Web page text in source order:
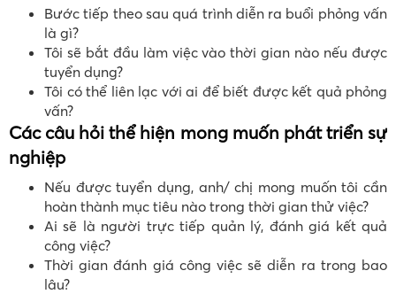
Bước tiếp theo sau quá trình diễn ra buổi phỏng vấn
là gì?
Tôi sẽ bắt đầu làm việc vào thời gian nào nếu được
tuyển dụng?
Tôi có thể liên lạc với ai để biết được kết quả phỏng
vấn?
Các câu hỏi thể hiện mong muốn phát triển sự
nghiệp
Nếu được tuyển dụng, anh/ chị mong muốn tôi cần
hoàn thành mục tiêu nào trong thời gian thử việc?
Ai sẽ là người trực tiếp quản lý, đánh giá kết quả
công việc?
Thời gian đánh giá công việc sẽ diễn ra trong bao
lâu?